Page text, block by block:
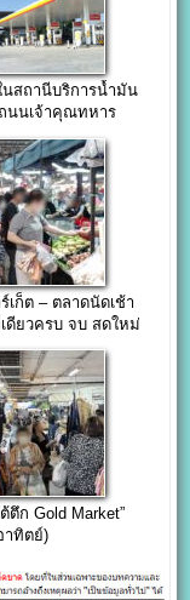
นสถานีบริการน้ำมัน
นนเจ้าคุณทหาร
เก็ต – ตลาดนัดเช้า
ยวครบ จบ สดใหม่
นศรีนครินทร์ 53
ตึก Gold Market”
าทิตย์)